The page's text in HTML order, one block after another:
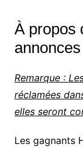
À propos
annonces
Remarque :
réclamées
elles seront
Les gagnants